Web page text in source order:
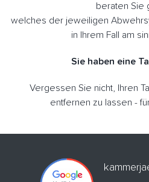
beraten Sie
welches der jeweiligen
in Ihrem Fall am
Sie haben eine
Vergessen Sie nicht, Ihren
entfernen zu lassen -